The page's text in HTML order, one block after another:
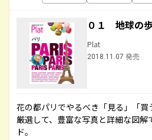
０１ 地球の
Plat
2018.11.07 発売
花の都パリでやるべき「見る」「
厳選して、豊富な写真と詳細な図解
ド。